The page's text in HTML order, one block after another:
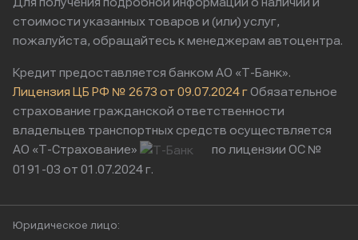
стоимости указанных товаров и (или) услуг,
пожалуйста, обращайтесь к менеджерам автоцентра.
Кредит предоставляется банком АО «Т-Банк».
Лицензия ЦБ РФ № 2673 от 09.07.2024 гОбязательное
страхование гражданской ответственности
владельцев транспортных средств осуществляется
АО «Т-Страхование»
по лицензии ОС №
0191-03 от 01.07.2024 г.
Юридическое лицо: